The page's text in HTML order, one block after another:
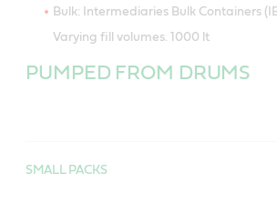
Bulk: Intermediaries Bulk Containers
Varying fill volumes. 1000 lt
PUMPED FROM DRUMS
SMALL PACKS